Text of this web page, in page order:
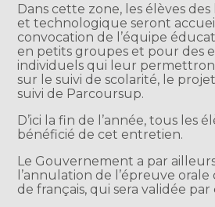
Dans cette zone, les élèves
et technologique seront
convocation de l’équipe
en petits groupes et pour des
individuels qui leur
sur le suivi de scolarité, le
suivi de Parcoursup.
D’ici la fin de l’année, tous les
bénéficié de cet entretien.
Le Gouvernement a par
l’annulation de l’épreuve
de français, qui sera validée